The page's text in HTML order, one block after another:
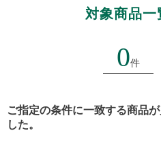
対象商品一
0件
ご指定の条件に一致する商品
した。